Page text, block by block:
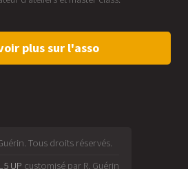
plus sur l'asso
Tous droits réservés.
UP customisé par R. Guérin